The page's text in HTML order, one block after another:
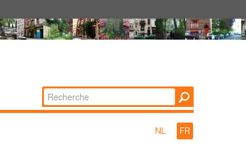
Chercher par
Recherche
NL FR